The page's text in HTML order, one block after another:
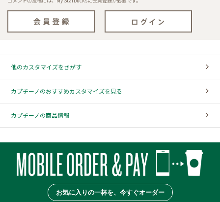
他のカスタマイズをさがす
カプチーノのおすすめカスタマイズを見る
カプチーノの商品情報
お気に入りの一杯を、今すぐオーダー